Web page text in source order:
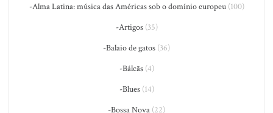
-Alma Latina: música das Américas sob o domínio europeu(100)
-Artigos(35)
-Balaio de gatos (36)
-Bálcãs(4)
-Blues(14)
-Bossa Nova (22)